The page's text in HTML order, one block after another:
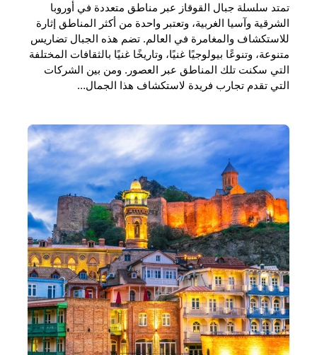
تمتد سلسلة جبال القوقاز عبر مناطق متعددة في أوروبا
الشرقية وآسيا الغربية، وتعتبر واحدة من أكثر المناطق إثارة
للاستكشاف والمغامرة في العالم. تضم هذه الجبال تضاريس
متنوعة، وتنوعًا بيولوجيًا غنيًا، وتاريخًا غنيًا بالثقافات المختلفة
التي سكنت تلك المناطق عبر العصور. ومن بين الشركات
التي تقدم تجارب فريدة لاستكشاف هذا الجمال…